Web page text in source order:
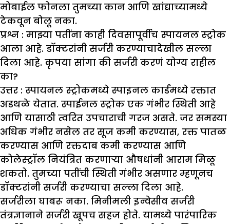
मोबाईल फोनला तुमच्या कान आणि खांद्याच्यामध्ये
टेकवून बोलू नका.
प्रश्न : माझ् या पतींना काही दिवसापूर्वीच स्पायनल स्ट्रोक
आला आहे. डॉक्टरांनी सर्जरी करण्याचादेखील सल्ला
दिला आहे. कृपया सांगा की सर्जरी करणं योग्य राहील
का?
उत्तर : स्पायनल स्ट्रोकमध्ये स्पाइनल कार्डमध्ये रक्तात
अडथळे येतात. स्पाईनल स्ट्रोक एक गंभीर स्थिती आहे
आणि यासाठी त्वरित उपचाराची गरज असते. जर समस्या
अधिक गंभीर नसेल तर सूज कमी करण्यास, रक्त पातळ
करण्यास आणि रक्तदाब कमी करण्यास आणि
कोलेस्ट्रॉल नियंत्रित करणाऱ्या औषधांनी आराम मिळू
शकतो. तुमच्या पतींची स्थिती गंभीर असणार म्हणूनच
डॉक्टरांनी सर्जरी करण्याचा सल्ला दिला आहे.
सर्जरीला घाबरू नका. मिनीमली इन्वेसीव सर्जरी
तंत्रज्ञानाने सर्जरी खूपच सहज होते. यामध्ये पारंपारिक